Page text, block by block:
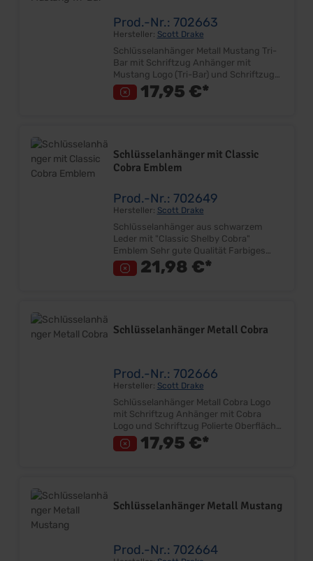
Stück Preis: Pro Stück
Prod.-Nr.: 702663
Hersteller: Scott Drake
Schlüsselanhänger Metall Mustang Tri-
Bar mit Schriftzug Anhänger mit
Mustang Logo (Tri-Bar) und Schriftzug
Polierte Oberfläche mit mattem Einsatz
Gelasertes Logo Größe ca. 60mm Inkl.
17,95 €*
Schlüsselanhänger mit Classic
Cobra Emblem
Prod.-Nr.: 702649
Hersteller: Scott Drake
Schlüsselanhänger aus schwarzem
Leder mit "Classic Shelby Cobra"
Emblem Sehr gute Qualität Farbiges
Emblem ca. 35mm Gesamtgröße:
95mm x 50mm Inkl. Schlüsselring
21,98 €*
Schlüsselanhänger Metall Cobra
Prod.-Nr.: 702666
Hersteller: Scott Drake
Schlüsselanhänger Metall Cobra Logo
mit Schriftzug Anhänger mit Cobra
Logo und Schriftzug Polierte Oberfläche
mit mattem Einsatz Gelasertes Logo
Größe ca. 60mm Inkl. Schlüsselring
17,95 €*
Schlüsselanhänger Metall Mustang
Prod.-Nr.: 702664